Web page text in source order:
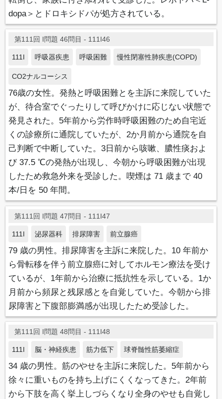
dopa＞とドロキシドパが処方されている。
第111回 I問題 46問目 - 111I46
111I 呼吸器疾患 呼吸困難 慢性閉塞性肺疾患(COPD)
CO2ナルコーシス
76歳の女性。発熱と呼吸困難とを主訴に来院していた
が、待合室でぐったりして呼びかけに応じない状態で
発見された。5年前から労作時呼吸困難のため自宅近
くの診療所に通院していたが、2か月前から通院を自
己判断で中断していた。3日前から咳嗽、膿性痰およ
び 37.5 ℃の発熱が出現し、今朝から呼吸困難が出現
したため救急外来を受診した。喫煙は 71 歳まで 40
本/日を 50 年間。
第111回 I問題 47問目 - 111I47
111I 泌尿器科 排尿障害 前立腺癌
79 歳の男性。排尿障害を主訴に来院した。10 年前か
ら骨転移を伴う前立腺癌に対してホルモン療法を受け
ているが、1年前から治療に抵抗性を示している。1か
月前から頻尿と残尿感とを自覚していた。今朝から排
尿障害と下腹部膨満感が出現したため受診した。
第111回 I問題 48問目 - 111I48
111I 脳・神経疾患 筋力低下 球脊髄性筋萎縮症
34 歳の男性。筋のやせを主訴に来院した。5年前から
徐々に重いものを持ち上げにくくなってきた。2年前
から下肢を高く挙上しづらくなり全身のやせも自覚し